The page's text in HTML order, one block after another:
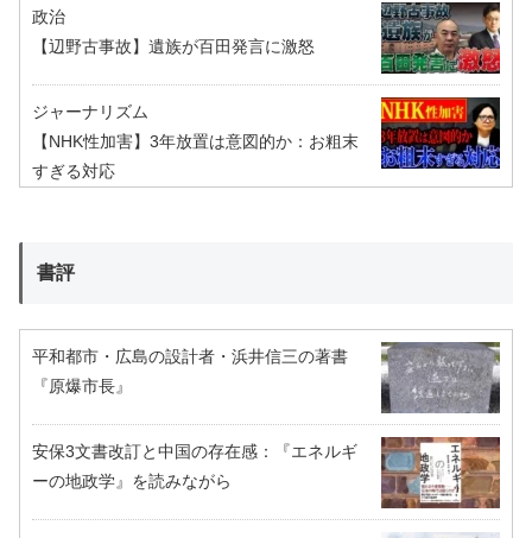
政治
【辺野古事故】遺族が百田発言に激怒
ジャーナリズム
【NHK性加害】3年放置は意図的か：お粗末
すぎる対応
書評
平和都市・広島の設計者・浜井信三の著書
『原爆市長』
安保3文書改訂と中国の存在感：『エネルギ
ーの地政学』を読みながら